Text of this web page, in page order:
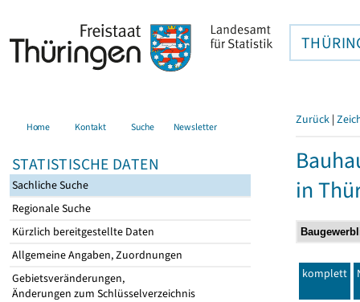
Home Kontakt Suche Newsletter
STATISTISCHE DATEN
Sachliche Suche
Regionale Suche
Kürzlich bereitgestellte Daten
Allgemeine Angaben, Zuordnungen
Gebietsveränderungen,
Änderungen zum Schlüsselverzeichnis
Zurück |
in
komplett